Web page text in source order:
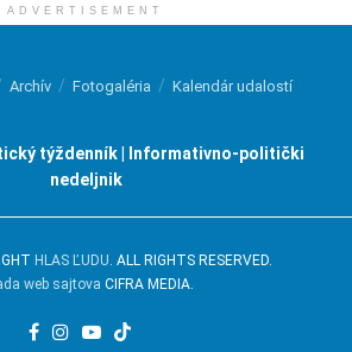
ADVERTISEMENT
Archív Fotogaléria Kalendár udalostí
týždenník | Informativno-politički
nedeljnik
HLAS ĽUDU . ALL RIGHTS RESERVED.
web sajtova CIFRA MEDIA.